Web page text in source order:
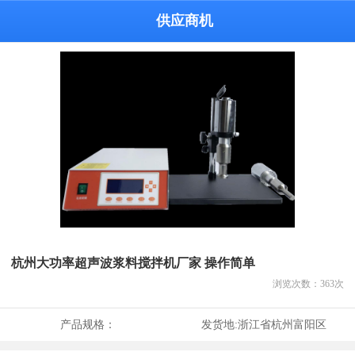
供应商机
杭州大功率超声波浆料搅拌机厂家 操作简单
浏览次数： 363次
产品规格： 发货地:浙江省杭州富阳区